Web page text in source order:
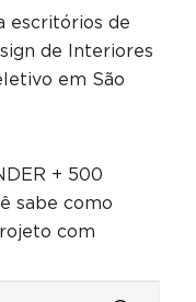
escritórios de
de Interiores
em São
+ 500
sabe como
com